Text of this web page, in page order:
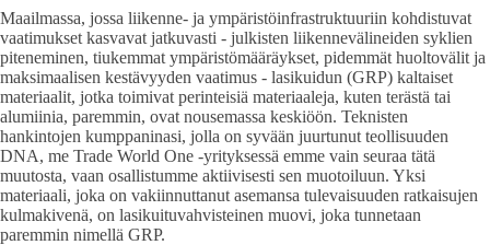
Maailmassa, jossa liikenne- ja ympäristöinfrastruktuuriin kohdistuvat
vaatimukset kasvavat jatkuvasti - julkisten liikennevälineiden syklien
piteneminen, tiukemmat ympäristömääräykset, pidemmät huoltovälit ja
maksimaalisen kestävyyden vaatimus - lasikuidun (GRP) kaltaiset
materiaalit, jotka toimivat perinteisiä materiaaleja, kuten terästä tai
alumiinia, paremmin, ovat nousemassa keskiöön. Teknisten
hankintojen kumppaninasi, jolla on syvään juurtunut teollisuuden
DNA, me Trade World One -yrityksessä emme vain seuraa tätä
muutosta, vaan osallistumme aktiivisesti sen muotoiluun. Yksi
materiaali, joka on vakiinnuttanut asemansa tulevaisuuden ratkaisujen
kulmakivenä, on lasikuituvahvisteinen muovi, joka tunnetaan
paremmin nimellä GRP.